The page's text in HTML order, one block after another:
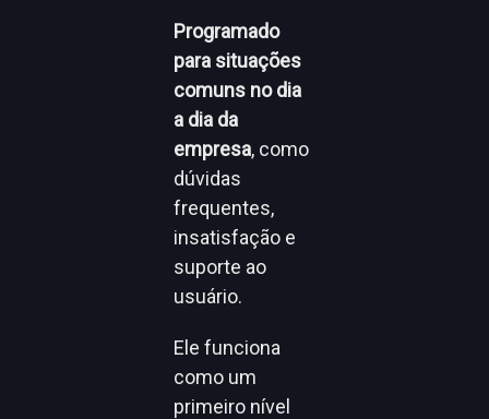
Programado
para situações
comuns no dia
a dia da
empresa, como
dúvidas
frequentes,
insatisfação e
suporte ao
usuário.
Ele funciona
como um
primeiro nível